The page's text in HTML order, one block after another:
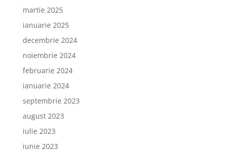
martie 2025
ianuarie 2025
decembrie 2024
noiembrie 2024
februarie 2024
ianuarie 2024
septembrie 2023
august 2023
iulie 2023
iunie 2023